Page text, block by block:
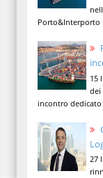
Porto&Interporto
15
dei
incontro
27